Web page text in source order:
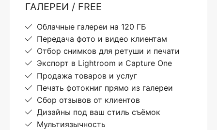
ГАЛЕРЕИ / FREE
Облачные галереи на 120 ГБ
Передача фото и видео клиентам
Отбор снимков для ретуши и печати
Экспорт в Lightroom и Capture One
Продажа товаров и услуг
Печать фотокниг прямо из галереи
Сбор отзывов от клиентов
Дизайны под ваш стиль съёмок
Мультиязычность